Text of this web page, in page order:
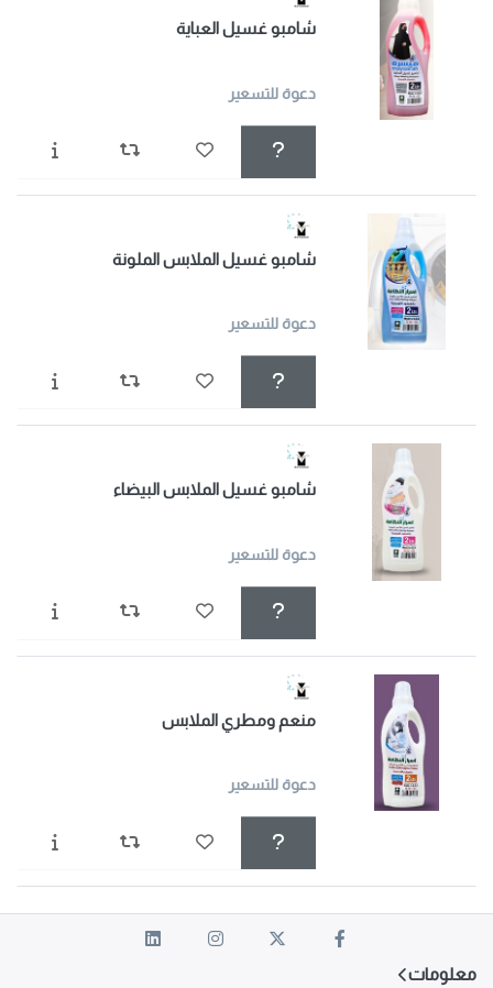
شامبو غسيل العباية
دعوة للتسعير
شامبو غسيل الملابس الملونة
دعوة للتسعير
شامبو غسيل الملابس البيضاء
دعوة للتسعير
منعم ومطري الملابس
دعوة للتسعير
معلومات